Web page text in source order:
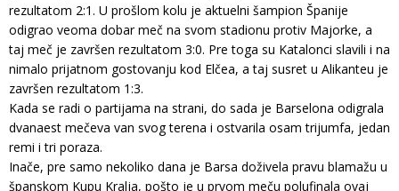
rezultatom 2:1. U prošlom kolu je aktuelni šampion Španije
odigrao veoma dobar meč na svom stadionu protiv Majorke, a
taj meč je završen rezultatom 3:0. Pre toga su Katalonci slavili i na
nimalo prijatnom gostovanju kod Elčea, a taj susret u Alikanteu je
završen rezultatom 1:3.
Kada se radi o partijama na strani, do sada je Barselona odigrala
dvanaest mečeva van svog terena i ostvarila osam trijumfa, jedan
remi i tri poraza.
Inače, pre samo nekoliko dana je Barsa doživela pravu blamažu u
španskom Kupu Kralja, pošto je u prvom meču polufinala ovaj